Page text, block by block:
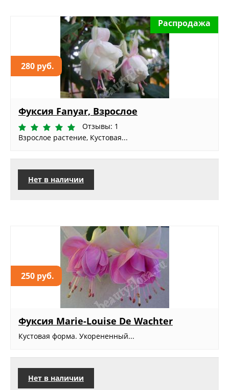
280 руб.
Распродажа
Фуксия Fanyar, Взрослое
Отзывы: 1
Взрослое растение, Кустовая...
Нет в наличии
250 руб.
Фуксия Marie-Louise De Wachter
Кустовая форма. Укорененный...
Нет в наличии